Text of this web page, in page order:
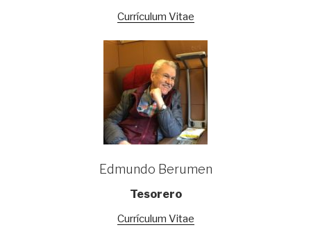
Currículum Vitae
Edmundo Berumen
Tesorero
Currículum Vitae